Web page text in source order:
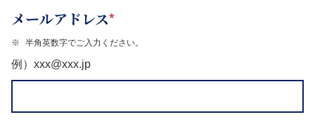
メールアドレス*
※ 半角英数字でご入力ください。
例）xxx@xxx.jp